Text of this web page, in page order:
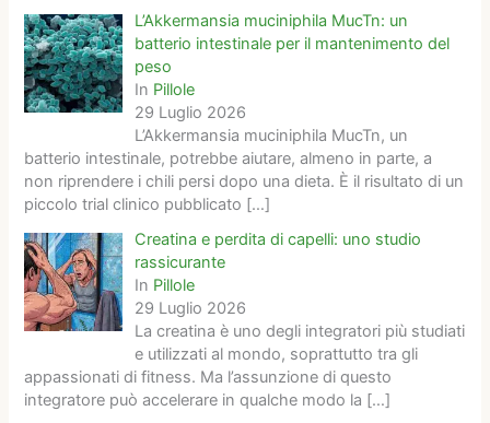
L’Akkermansia muciniphila MucTn: un
batterio intestinale per il mantenimento del
peso
In Pillole
29 Luglio 2026
L’Akkermansia muciniphila MucTn, un
batterio intestinale, potrebbe aiutare, almeno in parte, a
non riprendere i chili persi dopo una dieta. È il risultato di un
piccolo trial clinico pubblicato […]
Creatina e perdita di capelli: uno studio
rassicurante
In Pillole
29 Luglio 2026
La creatina è uno degli integratori più studiati
e utilizzati al mondo, soprattutto tra gli
appassionati di fitness. Ma l’assunzione di questo
integratore può accelerare in qualche modo la […]